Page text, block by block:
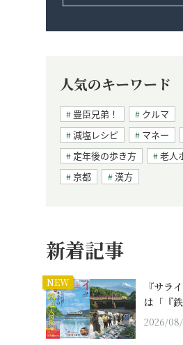
人気のキーワード
豊臣兄弟！
クルマ
減塩レシピ
マネー
定年後の歩き方
老人
京都
漢方
新着記事
NEW
『サラ
は「『
2026/